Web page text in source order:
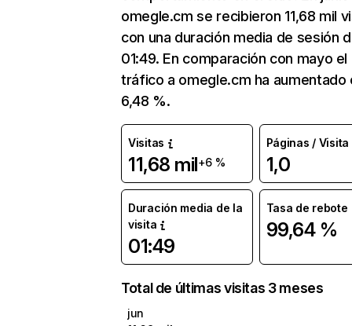
omegle.cm se recibieron 11,68 mil
con una duración media de sesión
01:49. En comparación con mayo el
tráfico a omegle.cm ha aumentado
6,48 %.
Visitas
11,68 mil+6 %
Páginas / Visita
1,0
Duración media de la
visita
01:49
Tasa de rebote
99,64 %
Total de últimas visitas 3 meses
jun